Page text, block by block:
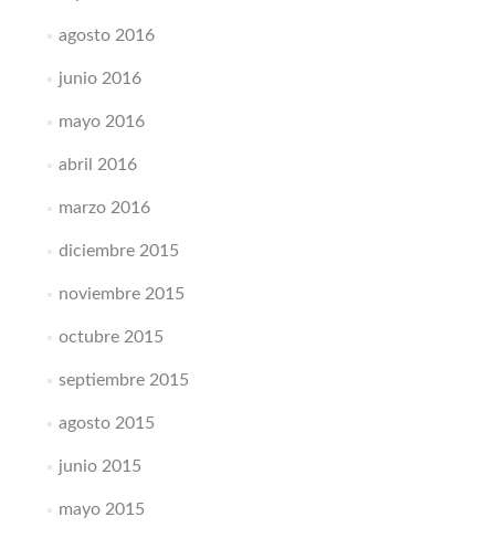
agosto 2016
junio 2016
mayo 2016
abril 2016
marzo 2016
diciembre 2015
noviembre 2015
octubre 2015
septiembre 2015
agosto 2015
junio 2015
mayo 2015